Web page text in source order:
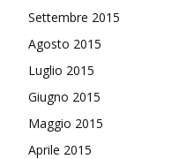
Settembre 2015
Agosto 2015
Luglio 2015
Giugno 2015
Maggio 2015
Aprile 2015